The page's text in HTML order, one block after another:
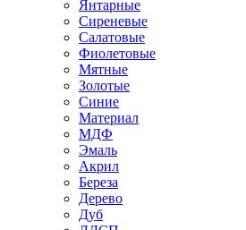
Янтарные
Сиреневые
Салатовые
Фиолетовые
Мятные
Золотые
Синие
Материал
МДФ
Эмаль
Акрил
Береза
Дерево
Дуб